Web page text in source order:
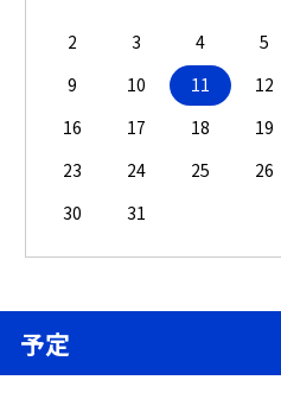
2
3 4 5
9
10 11 12
16
17 18 19
23
24 25 26
30
31
予定